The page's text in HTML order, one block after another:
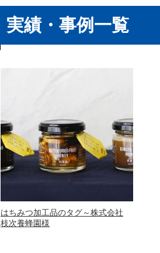
実績・事例一覧
はちみつ加工品のタグ～株式会社
枝次養蜂園様